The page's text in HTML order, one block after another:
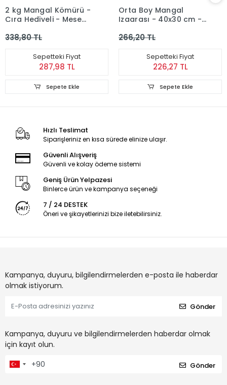
2 kg Mangal Kömürü -
Çıra Hediyeli - Meşe
338,80 TL
Sepetteki Fiyat
287,98 TL
Sepete Ekle
Orta Boy Mangal
Izgarası - 40x30 cm -
266,20 TL
Sepetteki Fiyat
226,27 TL
Sepete Ekle
Hızlı Teslimat
Siparişleriniz en kısa sürede elinize ulaşır.
Güvenli Alışveriş
Güvenli ve kolay ödeme sistemi
Geniş Ürün Yelpazesi
Binlerce ürün ve kampanya seçeneği
7 / 24 DESTEK
Öneri ve şikayetlerinizi bize iletebilirsiniz.
Kampanya, duyuru, bilgilendirmelerden e-posta ile haberdar
olmak istiyorum.
Gönder
Kampanya, duyuru ve bilgilendirmelerden haberdar olmak
için kayıt olun.
Gönder